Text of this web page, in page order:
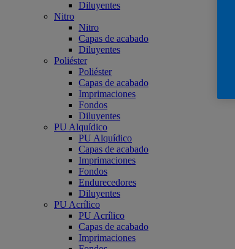
Diluyentes
Nitro
Nitro
Capas de acabado
Diluyentes
Poliéster
Poliéster
Capas de acabado
Imprimaciones
Fondos
Diluyentes
PU Alquídico
PU Alquídico
Capas de acabado
Imprimaciones
Fondos
Endurecedores
Diluyentes
PU Acrílico
PU Acrílico
Capas de acabado
Imprimaciones